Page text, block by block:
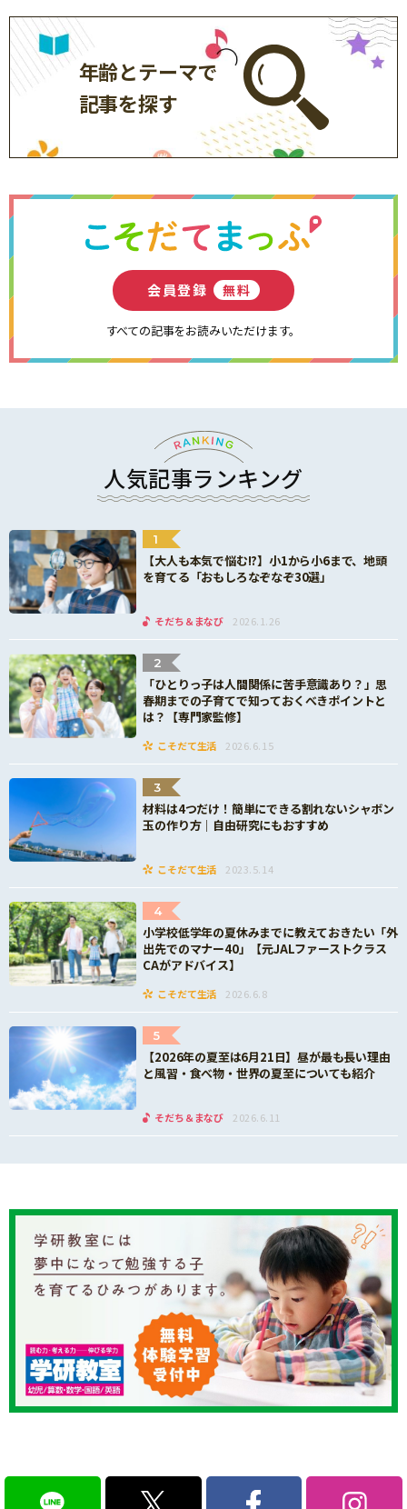
年齢とテーマで
記事を探す
会員登録 無料
すべての記事をお読みいただけます。
人気記事ランキング
1
【大人も本気で悩む!?】小1から小6まで、地頭
を育てる「おもしろなぞなぞ30選」
そだち＆まなび 2026.1.26
2
「ひとりっ子は人間関係に苦手意識あり？」思
春期までの子育てで知っておくべきポイントと
は？【専門家監修】
こそだて生活 2026.6.15
3
材料は4つだけ！簡単にできる割れないシャボン
玉の作り方｜自由研究にもおすすめ
こそだて生活 2023.5.14
4
小学校低学年の夏休みまでに教えておきたい「外
出先でのマナー40」【元JALファーストクラス
CAがアドバイス】
こそだて生活 2026.6.8
5
【2026年の夏至は6月21日】昼が最も長い理由
と風習・食べ物・世界の夏至についても紹介
そだち＆まなび 2026.6.11